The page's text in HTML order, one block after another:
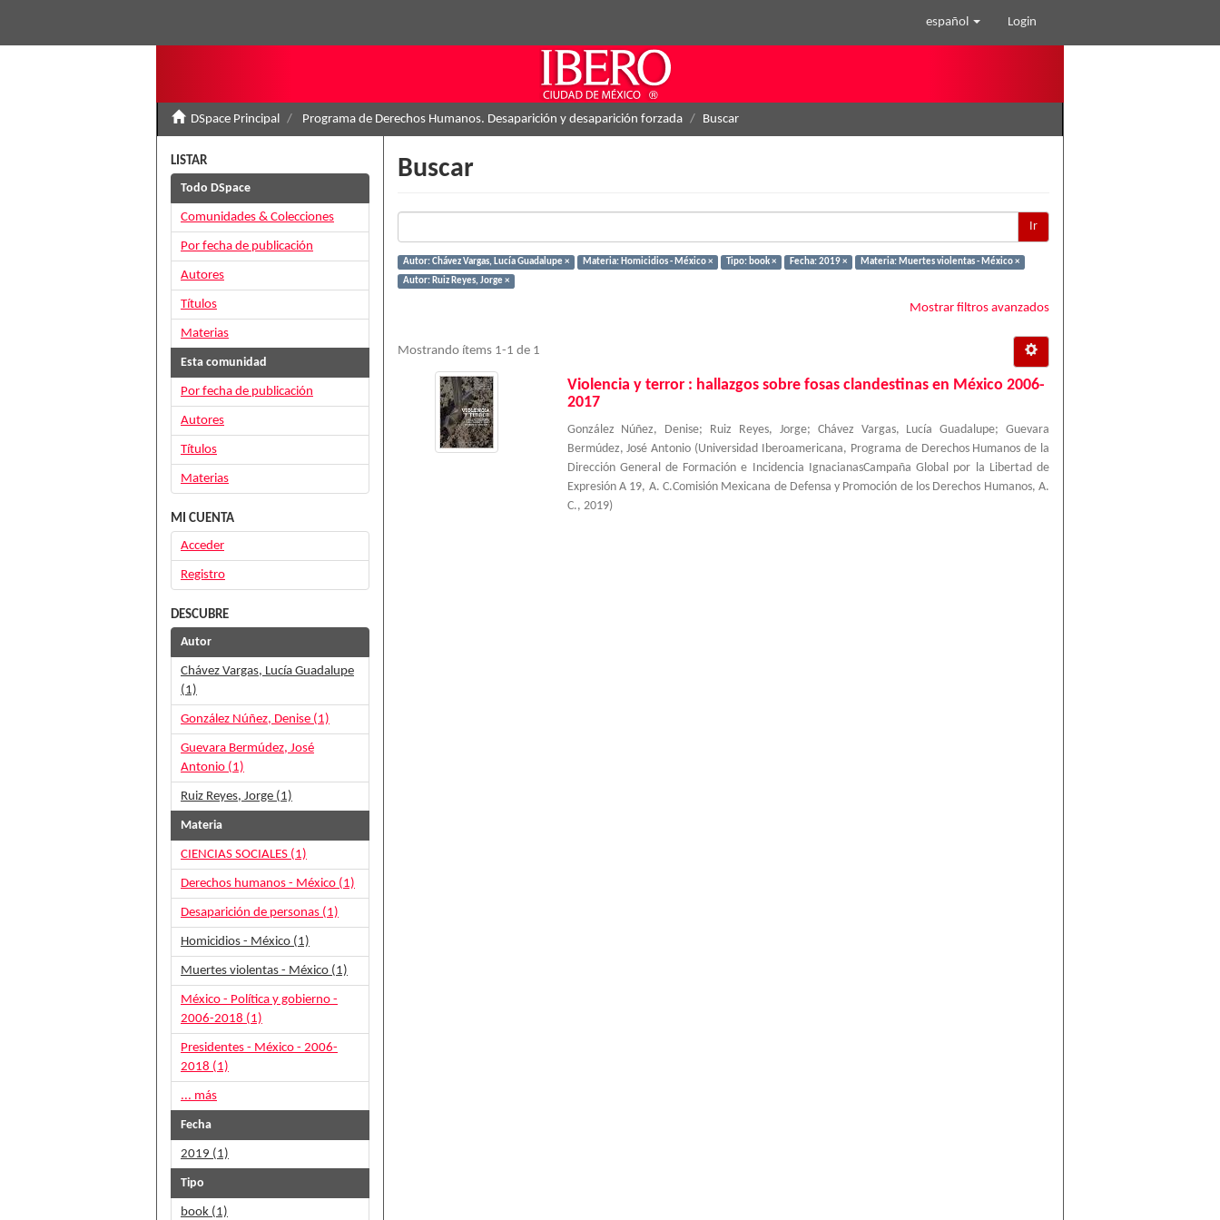
español Login
DSpace Principal Programa de Derechos Humanos. Desaparición y desaparición forzada Buscar
Buscar
Ir
Autor: Chávez Vargas, Lucía Guadalupe × Materia: Homicidios - México × Tipo: book × Fecha: 2019 ×
Materia: Muertes violentas - México ×
Autor: Ruiz Reyes, Jorge ×
Mostrar filtros avanzados
Mostrando ítems 1-1 de 1
Violencia y terror : hallazgos sobre fosas clandestinas en México 2006-
2017
González Núñez, Denise; Ruiz Reyes, Jorge; Chávez Vargas, Lucía Guadalupe;Guevara
Bermúdez, José Antonio (Universidad Iberoamericana, Programa de Derechos Humanos de la
Dirección General de Formación e Incidencia IgnacianasCampaña Global por la Libertad de
Expresión A 19, A. C.Comisión Mexicana de Defensa y Promoción de los Derechos Humanos, A.
C., 2019)
LISTAR
Todo DSpace
Comunidades & Colecciones
Por fecha de publicación
Autores
Títulos
Materias
Esta comunidad
Por fecha de publicación
Autores
Títulos
Materias
MI CUENTA
Acceder
Registro
DESCUBRE
Autor
Chávez Vargas, Lucía Guadalupe
(1)
González Núñez, Denise (1)
Guevara Bermúdez, José
Antonio (1)
Ruiz Reyes, Jorge (1)
Materia
CIENCIAS SOCIALES (1)
Derechos humanos - México (1)
Desaparición de personas (1)
Homicidios - México (1)
Muertes violentas - México (1)
México - Política y gobierno -
2006-2018 (1)
Presidentes - México - 2006-
2018 (1)
... más
Fecha
2019 (1)
Tipo
book (1)